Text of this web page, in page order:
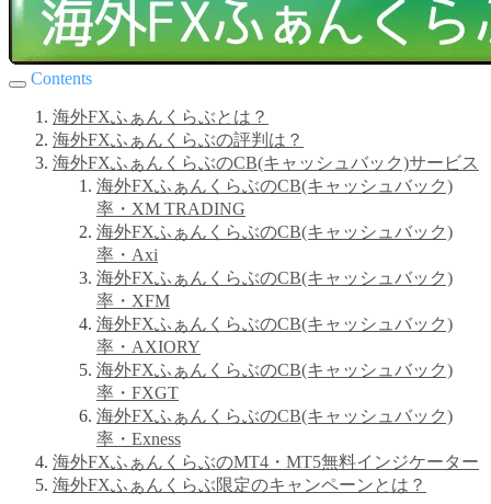
Contents
海外FXふぁんくらぶとは？
海外FXふぁんくらぶの評判は？
海外FXふぁんくらぶのCB(キャッシュバック)サービス
海外FXふぁんくらぶのCB(キャッシュバック)
率・XM TRADING
海外FXふぁんくらぶのCB(キャッシュバック)
率・Axi
海外FXふぁんくらぶのCB(キャッシュバック)
率・XFM
海外FXふぁんくらぶのCB(キャッシュバック)
率・AXIORY
海外FXふぁんくらぶのCB(キャッシュバック)
率・FXGT
海外FXふぁんくらぶのCB(キャッシュバック)
率・Exness
海外FXふぁんくらぶのMT4・MT5無料インジケーター
海外FXふぁんくらぶ限定のキャンペーンとは？